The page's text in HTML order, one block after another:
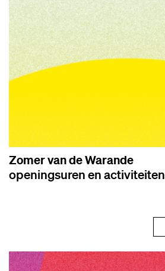
Zomer van de Warande
openingsuren en activiteiten